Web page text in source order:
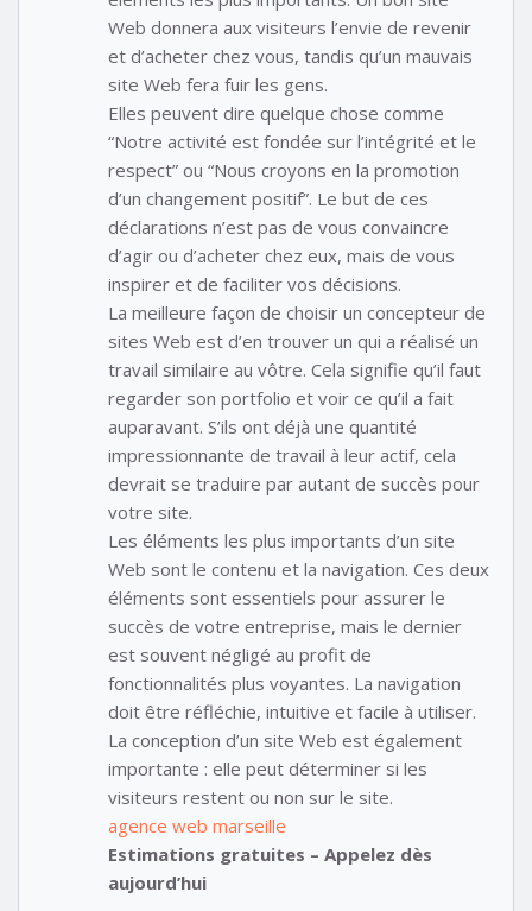
Web donnera aux visiteurs l’envie de revenir
et d’acheter chez vous, tandis qu’un mauvais
site Web fera fuir les gens.
Elles peuvent dire quelque chose comme
“Notre activité est fondée sur l’intégrité et le
respect” ou “Nous croyons en la promotion
d’un changement positif”. Le but de ces
déclarations n’est pas de vous convaincre
d’agir ou d’acheter chez eux, mais de vous
inspirer et de faciliter vos décisions.
La meilleure façon de choisir un concepteur de
sites Web est d’en trouver un qui a réalisé un
travail similaire au vôtre. Cela signifie qu’il faut
regarder son portfolio et voir ce qu’il a fait
auparavant. S’ils ont déjà une quantité
impressionnante de travail à leur actif, cela
devrait se traduire par autant de succès pour
votre site.
Les éléments les plus importants d’un site
Web sont le contenu et la navigation. Ces deux
éléments sont essentiels pour assurer le
succès de votre entreprise, mais le dernier
est souvent négligé au profit de
fonctionnalités plus voyantes. La navigation
doit être réfléchie, intuitive et facile à utiliser.
La conception d’un site Web est également
importante : elle peut déterminer si les
visiteurs restent ou non sur le site.
agence web marseille
Estimations gratuites – Appelez dès
aujourd’hui